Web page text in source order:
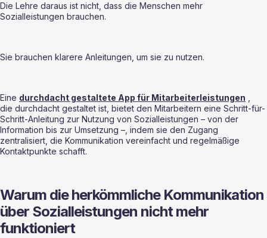
Die Lehre daraus ist nicht, dass die Menschen mehr
Sozialleistungen brauchen.
Sie brauchen klarere Anleitungen, um sie zu nutzen.
Eine durchdacht gestaltete App für Mitarbeiterleistungen
die durchdacht gestaltet ist, bietet den Mitarbeitern eine Schritt-für-
Schritt-Anleitung zur Nutzung von Sozialleistungen – von der
Information bis zur Umsetzung –, indem sie den Zugang
zentralisiert, die Kommunikation vereinfacht und regelmäßige
Kontaktpunkte schafft.
Warum die herkömmliche Kommunikation
über Sozialleistungen nicht mehr
funktioniert